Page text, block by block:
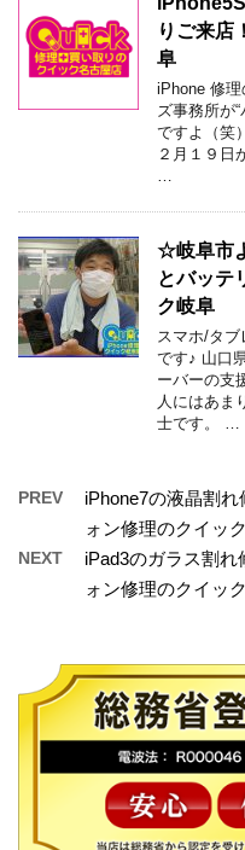
りご来店
阜
iPhone 修
ズ事務所が
ですよ（笑
２月１９日
☆岐阜市
とバッテ
ク岐阜
スマホ/タ
です♪ 山口
ーバーの支
人にはあま
士です。 …
PREV
iPhone7の液晶割
ォン修理のクイッ
NEXT
iPad3のガラス割
ォン修理のクイッ